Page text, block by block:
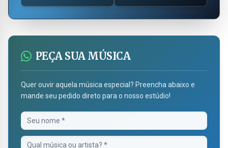
PEÇA SUA MÚSICA
Quer ouvir aquela música especial? Preencha abaixo e
mande seu pedido direto para o nosso estúdio!